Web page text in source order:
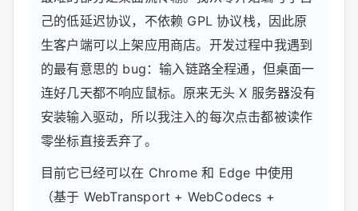
己的低延迟协议，不依赖 GPL 协议栈，因此原
生客户端可以上架应用商店。开发过程中我遇到
的最有意思的 bug：输入链路全程通，但桌面一
连好几天都不响应鼠标。原来无头 X 服务器没有
安装输入驱动，所以我注入的每次点击都被读作
零坐标直接丢弃了。
目前它已经可以在 Chrome 和 Edge 中使用
（基于 WebTransport + WebCodecs +